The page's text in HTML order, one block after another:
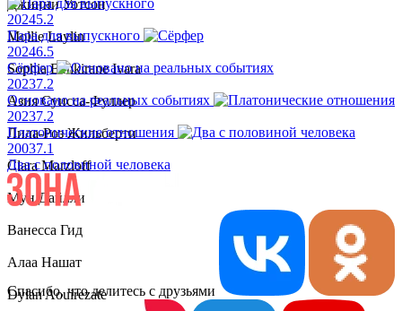
Джинни Уотсон
Mollie Laylin
Sophia Benkirane Ivara
Азия Суисса-Фуллер
Лила-Роз Жильберти
Clara Marzloff
Мун Дайлли
Ванесса Гид
Алаа Нашат
Dylan Aouirezate
20245.2
Пара для выпускного
20246.5
Сёрфер
20237.2
Основано на реальных событиях
20237.2
Платонические отношения
20037.1
Два с половиной человека
Спасибо, что делитесь с друзьями